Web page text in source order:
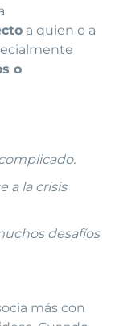
a quien o a
o
a la crisis
desafíos
más con